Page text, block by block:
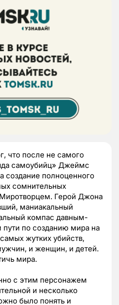
что после не самого
самоубийц» Джеймс
создание полноценного
сомнительных
Герой Джона
маниакальный
компас давным-
пути по созданию мира на
жутких убийств,
и женщин, и детей.
мира.
с этим персонажем
и несколько
было понять и